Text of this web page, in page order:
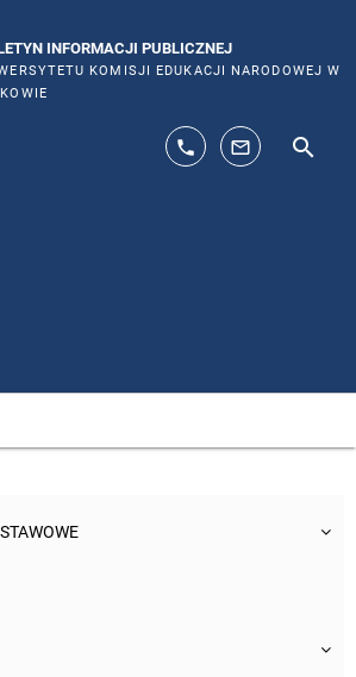
INFORMACJI PUBLICZNEJ
KOMISJI EDUKACJI NARODOWEJ W
phone mail_outline search